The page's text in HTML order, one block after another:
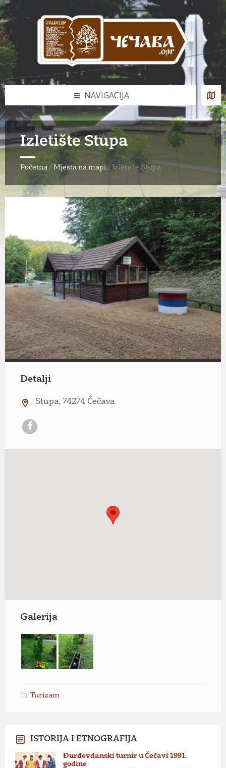
Skip
to
content
Skip
to
left
sidebar
Skip
to
right
sidebar
Skip
to
footer
NAVIGACIJA
Izletište Stupa
Početna / Mjesta na mapi / Izletište Stupa
Detalji
Stupa, 74274 Čečava
Facebook
Galerija
Turizam
ISTORIJA I ETNOGRAFIJA
Đurđevdanski turnir u Čečavi 1991.
godine